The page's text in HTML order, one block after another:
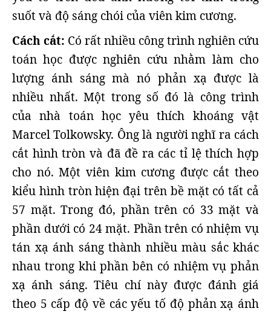
suốt và độ sáng chói của viên kim cương.
Cách cắt: Có rất nhiều công trình nghiên cứu
toán học được nghiên cứu nhằm làm cho
lượng ánh sáng mà nó phản xạ được là
nhiều nhất. Một trong số đó là công trình
của nhà toán học yêu thích khoáng vật
Marcel Tolkowsky. Ông là người nghĩ ra cách
cắt hình tròn và đã đề ra các tỉ lệ thích hợp
cho nó. Một viên kim cương được cắt theo
kiểu hình tròn hiện đại trên bề mặt có tất cả
57 mặt. Trong đó, phần trên có 33 mặt và
phần dưới có 24 mặt. Phần trên có nhiệm vụ
tán xạ ánh sáng thành nhiều màu sắc khác
nhau trong khi phần bên có nhiệm vụ phản
xạ ánh sáng. Tiêu chí này được đánh giá
theo 5 cấp độ về các yếu tố độ phản xạ ánh